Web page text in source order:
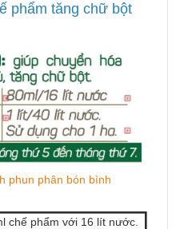
phẩm tăng chữ bột
phun phân bón bình
chế phẩm với 16 lít nước.